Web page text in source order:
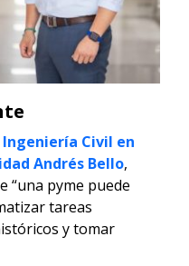
Ingeniería Civil en
Andrés Bello,
“una pyme puede
tareas
y tomar